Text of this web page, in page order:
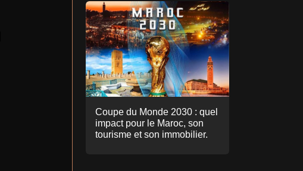
Coupe du Monde 2030 : quel
impact pour le Maroc, son
tourisme et son immobilier.